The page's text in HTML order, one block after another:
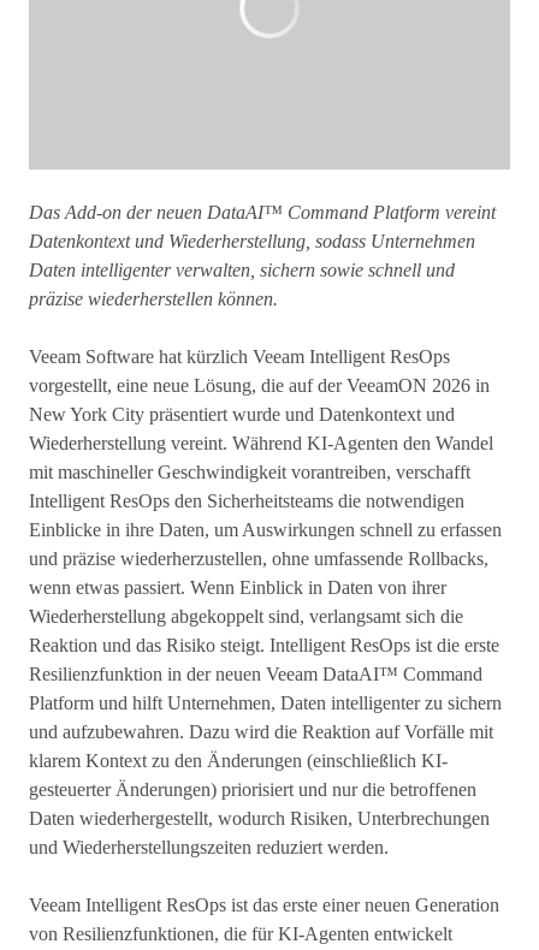
Das Add-on der neuen DataAI™ Command Platform vereint
Datenkontext und Wiederherstellung, sodass Unternehmen
Daten intelligenter verwalten, sichern sowie schnell und
präzise wiederherstellen können.
Veeam Software hat kürzlich Veeam Intelligent ResOps
vorgestellt, eine neue Lösung, die auf der VeeamON 2026 in
New York City präsentiert wurde und Datenkontext und
Wiederherstellung vereint. Während KI-Agenten den Wandel
mit maschineller Geschwindigkeit vorantreiben, verschafft
Intelligent ResOps den Sicherheitsteams die notwendigen
Einblicke in ihre Daten, um Auswirkungen schnell zu erfassen
und präzise wiederherzustellen, ohne umfassende Rollbacks,
wenn etwas passiert. Wenn Einblick in Daten von ihrer
Wiederherstellung abgekoppelt sind, verlangsamt sich die
Reaktion und das Risiko steigt. Intelligent ResOps ist die erste
Resilienzfunktion in der neuen Veeam DataAI™ Command
Platform und hilft Unternehmen, Daten intelligenter zu sichern
und aufzubewahren. Dazu wird die Reaktion auf Vorfälle mit
klarem Kontext zu den Änderungen (einschließlich KI-
gesteuerter Änderungen) priorisiert und nur die betroffenen
Daten wiederhergestellt, wodurch Risiken, Unterbrechungen
und Wiederherstellungszeiten reduziert werden.
Veeam Intelligent ResOps ist das erste einer neuen Generation
von Resilienzfunktionen, die für KI-Agenten entwickelt